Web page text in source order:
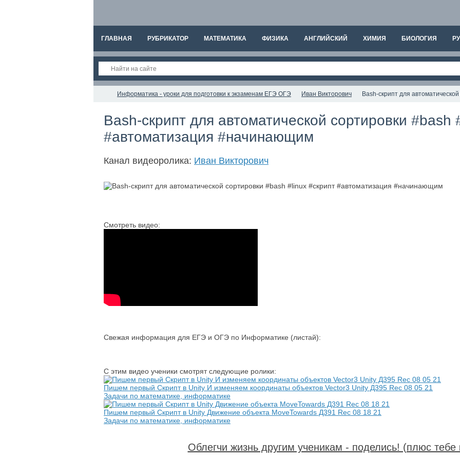
ГЛАВНАЯ РУБРИКАТОР МАТЕМАТИКА ФИЗИКА АНГЛИЙСКИЙ ХИМИЯ БИОЛОГИЯ
Информатика - уроки для подготовки к экзаменам ЕГЭ ОГЭ Иван Викторович Bash-скрипт для
Bash-скрипт для автоматической сортировки #bash
#автоматизация #начинающим
Канал видеоролика: Иван Викторович
Смотреть видео:
Свежая информация для ЕГЭ и ОГЭ по Информатике (листай):
С этим видео ученики смотрят следующие ролики:
Пишем первый Скрипт в Unity И изменяем координаты объектов Vector3 Unity Д395 Rec 08 05 21
Задачи по математике, информатике
Пишем первый Скрипт в Unity Движение объекта MoveTowards Д391 Rec 08 18 21
Задачи по математике, информатике
Облегчи жизнь другим ученикам - поделись! (плюс тебе